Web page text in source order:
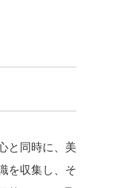
と同時に、美
を収集し、そ